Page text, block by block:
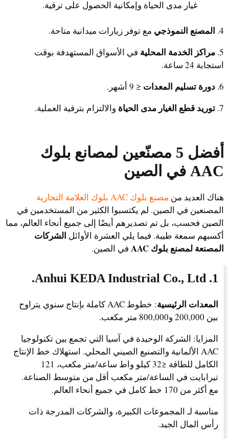
غيار مدى الحياة وإمكانية الحصول على ترقية.
4. المصنع النموذجيمع توفر زيارات ميدانية متاحة.
5. مراكز الخدمة المحليةفي الأسواق المستهدفة بوقت
استجابة 24 ساعة.
6. دورة تسليم المعدات≤ 9 أشهر.
7. توريد قطع الغيار مدى الحياة والالتزام بترقية العملية.
أفضل 5 مصنّعين لمصانع بلوك
AAC في الصين
هناك العديد من مصنع بلوك AAC بلوك العلامة التجارية
المصنعين في الصين. لم يكتسبوا الكثير من المستخدمين في
الصين فحسب، بل تم تصديرهم أيضًا إلى جميع أنحاء العالم، مما
أكسبهم سمعة طيبة. فيما يلي العشرة الأوائل الشركات
المصنعة لمصنع بلوك AAC
في الصين.
1. Anhui KEDA Industrial Co., Ltd.
المعدات الرئيسية
: خطوط AAC كاملة بإنتاج سنوي يتراوح
بين 200,000 و800,000 متر مكعب.
المزايا: الشركة الوحيدة في آسيا التي تجمع بين تكنولوجيا
AAC الألمانية والتصنيع الصيني المحلي. استهلاك خط الإنتاج
الكامل للطاقة ≤32 كيلو واط ساعة/متر مكعب، 121
تيرابايت في الساعة/متر مكعب أقل من متوسط الصناعة.
مع أكثر من 170 خط كامل في جميع أنحاء العالم.
مناسبة لـ المجموعات الكبيرة، والشركات المدرجة ذات
رأس المال الجيد.